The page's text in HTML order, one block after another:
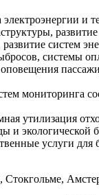
систем
системы
мониторинга
утилизация
экологической
услуги для